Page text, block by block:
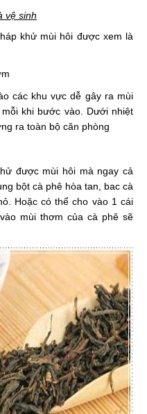
vệ sinh
khử mùi hôi được xem là
các khu vực dễ gây ra mùi
khi bước vào. Dưới nhiệt
ra toàn bộ căn phòng
được mùi hôi mà ngay cả
bột cà phê hòa tan, bac cà
Hoặc có thể cho vào 1 cái
mùi thơm của cà phê sẽ